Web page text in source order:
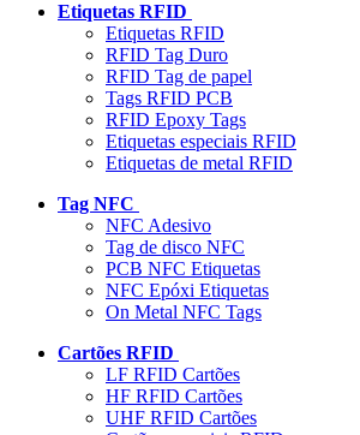
Etiquetas RFID
Etiquetas RFID
RFID Tag Duro
RFID Tag de papel
Tags RFID PCB
RFID Epoxy Tags
Etiquetas especiais RFID
Etiquetas de metal RFID
Tag NFC
NFC Adesivo
Tag de disco NFC
PCB NFC Etiquetas
NFC Epóxi Etiquetas
On Metal NFC Tags
Cartões RFID
LF RFID Cartões
HF RFID Cartões
UHF RFID Cartões